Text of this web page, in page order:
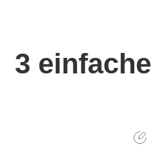
3